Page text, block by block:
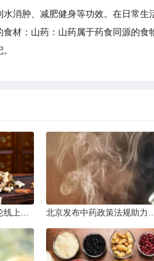
肿、减肥健身等功效。在日常生
材：山药：山药属于药食同源的食